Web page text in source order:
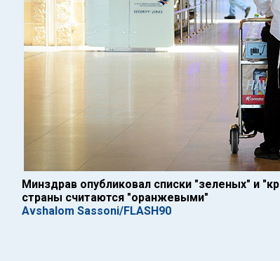
Минздрав опубликовал списки "зеленых" и
страны считаются "оранжевыми"
Avshalom Sassoni/FLASH90